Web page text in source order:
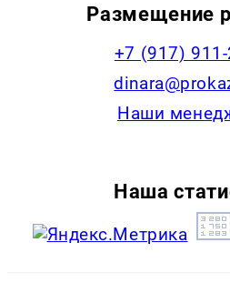
Размещение
+7 (917)
Наши
Наша